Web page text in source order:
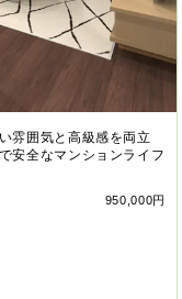
雰囲気と高級感を両立
安全なマンションライフ
950,000円